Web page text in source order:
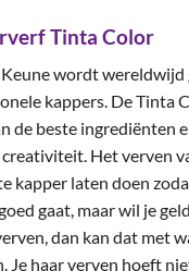
Tinta Color
wordt
kappers. De Tinta
de beste ingrediënten
Het verven
kapper laten doen
gaat, maar wil je
dan kan dat met
Je haar verven hoeft